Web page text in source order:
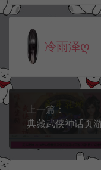
冷雨泽ღ
上一篇：